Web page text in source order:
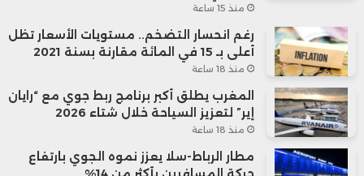
منذ 15 ساعة
رغم انحسار التضخم.. مستويات الأسعار تظل
أعلى بـ 15 في المائة مقارنة بسنة 2021
منذ 18 ساعة
المغرب يطلق أكبر برنامج ربط جوي مع “رايان
إير” لتعزيز السياحة خلال شتاء 2026
منذ 18 ساعة
مطار الرباط-سلا يعزز نموه الجوي بارتفاع